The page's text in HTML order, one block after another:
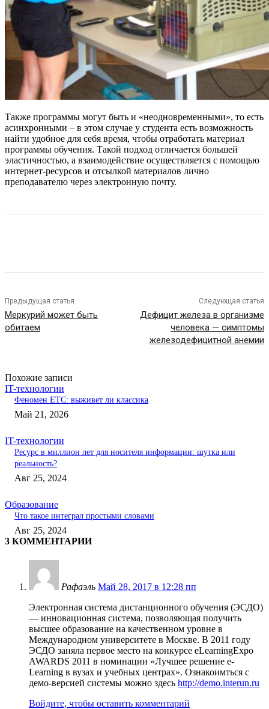
Также программы могут быть и «неодновременными», то есть
асинхронными – в этом случае у студента есть возможность
найти удобное для себя время, чтобы отработать материал
программы обучения. Такой подход отличается большей
эластичностью, а взаимодействие осуществляется с помощью
интернет-ресурсов и отсылкой материалов лично
преподавателю через электронную почту.
Предыдущая статья
Меркурий может быть
обитаем
Следующая статья
Дефицит железа в организме
человека — симптомы
железодефицитной анемии
Похожие записи
IT-технологии
Феномен ETC: выживет ли классика
Май 21, 2026
IT-технологии
Ресурс в миллион лет для носителя информации: шутка или
реальность?
Авг 25, 2024
Образование
Что такое интеграл простыми словами
Авг 25, 2024
3 КОММЕНТАРИИ
Рафаэль Май 28, 2017 в 12:28 пп
Электронная система дистанционного обучения (ЭСДО)
— инновационная система, позволяющая получить
высшее образование на качественном уровне в
Международном университете в Москве. В 2011 году
ЭСДО заняла первое место на конкурсе eLearningExpo
AWARDS 2011 в номинации «Лучшее решение e-
Learning в вузах и учебных центрах». Ознакоимться с
демо-версией системы можно здесь http://demo.interun.ru
Войдите, чтобы оставить комментарий